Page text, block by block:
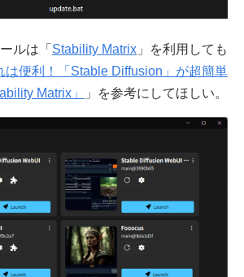
ルは「 Stability Matrix 」を利用しても
は便利！「Stable Diffusion」が超簡単
Matrix」
」を参考にしてほしい。